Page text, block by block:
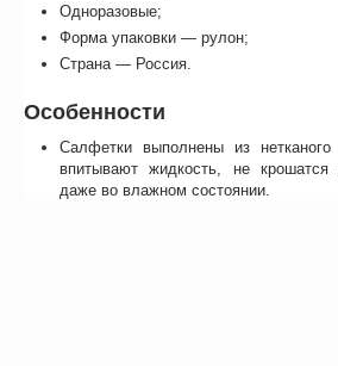
Одноразовые;
Форма упаковки — рулон;
Страна — Россия.
Особенности
Салфетки выполнены из
впитывают жидкость, не
даже во влажном состоянии.